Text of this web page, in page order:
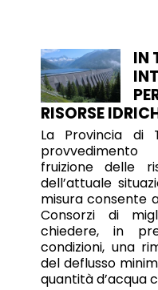
IN
RISORSE
La Provincia di
fruizione delle
dell’attuale
misura consente
Consorzi di
chiedere, in
condizioni, una
del deflusso
quantità d’acqua